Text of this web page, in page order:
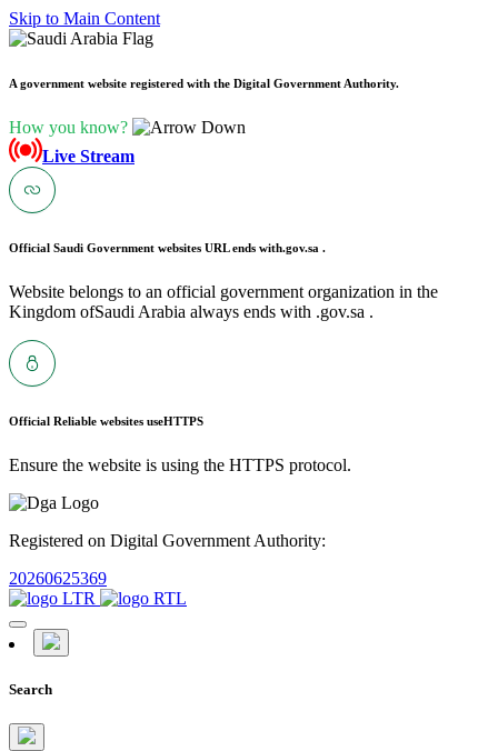
Skip to Main Content
A government website registered with the Digital Government Authority.
How you know?
Live Stream
Official Saudi Government websites URL ends with.gov.sa .
Website belongs to an official government organization in the
Kingdom ofSaudi Arabia always ends with .gov.sa .
Official Reliable websites useHTTPS
Ensure the website is using the HTTPS protocol.
Registered on Digital Government Authority:
20260625369
Search